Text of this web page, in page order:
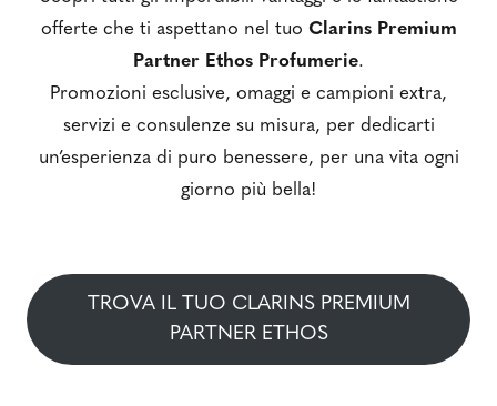
offerte che ti aspettano nel tuo Clarins Premium
Partner Ethos Profumerie.
Promozioni esclusive, omaggi e campioni extra,
servizi e consulenze su misura, per dedicarti
un’esperienza di puro benessere, per una vita ogni
giorno più bella!
TROVA IL TUO CLARINS PREMIUM
PARTNER ETHOS